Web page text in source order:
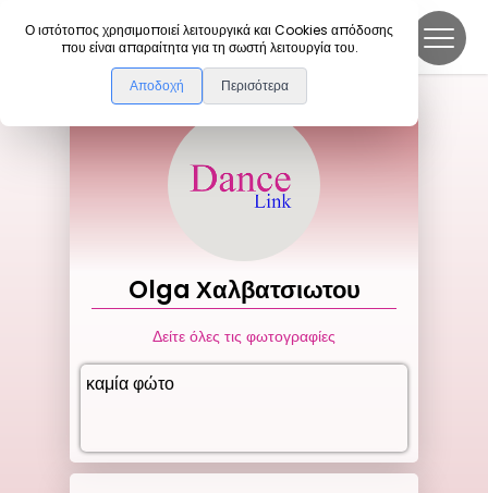
Ο ιστότοπος χρησιμοποιεί λειτουργικά και Cookies απόδοσης
που είναι απαραίτητα για τη σωστή λειτουργία του.
Αποδοχή Περισότερα
DanceLink
Olga Χαλβατσιωτου
Δείτε όλες τις φωτογραφίες
καμία φώτο